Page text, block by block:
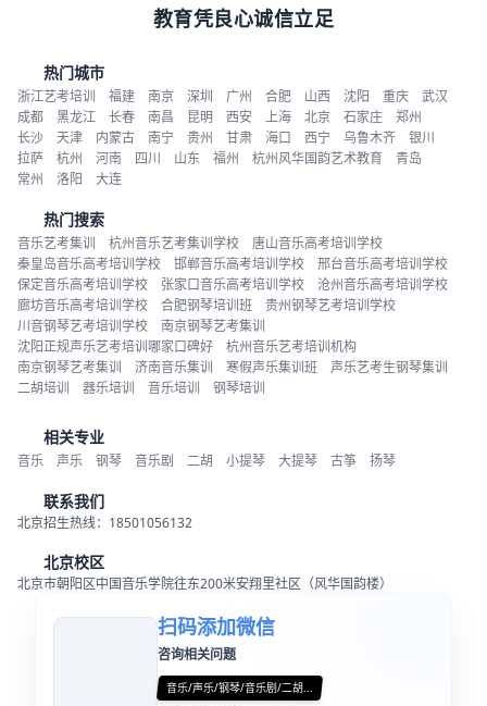
教育凭良心诚信立足
热门城市
浙江艺考培训 福建 南京 深圳 广州 合肥 山西 沈阳 重庆
武汉
成都
黑龙江 长春 南昌 昆明 西安 上海 北京 石家庄
郑州
长沙
天津 内蒙古 南宁 贵州 甘肃 海口 西宁 乌鲁木齐
银川
拉萨
杭州 河南 四川 山东 福州 杭州风华国韵艺术教育
青岛
常州
洛阳 大连
热门搜索
音乐艺考集训 杭州音乐艺考集训学校
唐山音乐高考培训学校
秦皇岛音乐高考培训学校
邯郸音乐高考培训学校
邢台音乐高考培训学校
保定音乐高考培训学校
张家口音乐高考培训学校
沧州音乐高考培训学校
廊坊音乐高考培训学校
合肥钢琴培训班
贵州钢琴艺考培训学校
川音钢琴艺考培训学校
南京钢琴艺考集训
沈阳正规声乐艺考培训哪家口碑好
杭州音乐艺考培训机构
南京钢琴艺考集训
济南音乐集训 寒假声乐集训班
声乐艺考生钢琴集训
二胡培训
器乐培训 音乐培训 钢琴培训
相关专业
音乐 声乐 钢琴 音乐剧 二胡 小提琴 大提琴 古筝 扬琴
联系我们
北京招生热线：18501056132
北京校区
北京市朝阳区中国音乐学院往东200米安翔里社区（风华国韵楼）
扫码添加微信
咨询相关问题
音乐/声乐/钢琴/音乐剧/二胡...